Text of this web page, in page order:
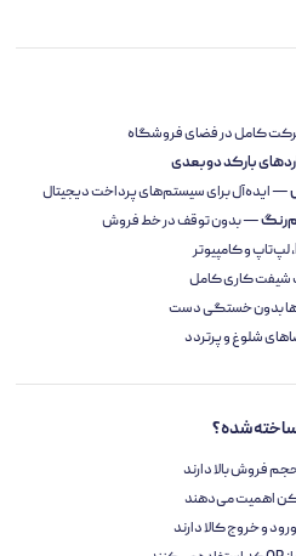
کامل در فضای فروشگاه
— ایده‌آل برای سیستم‌های پرداخت دیجیتال
— بدون توقف در خط فروش
شیفت کاری کامل
بدون خستگی دست
شلوغ و پرتردد
شده؟
فروش بالا دارند
اهمیت می‌دهند
و خروج کالا دارند